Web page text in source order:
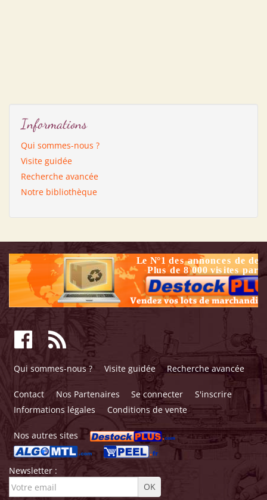
Informations
Qui sommes-nous ?
Visite guidée
Recherche avancée
Notre bibliothèque
Qui sommes-nous ? Visite guidée Recherche avancée
Contact Nos Partenaires Se connecter
S'inscrire
Informations légales
Conditions de vente
Nos autres sites
Newsletter :